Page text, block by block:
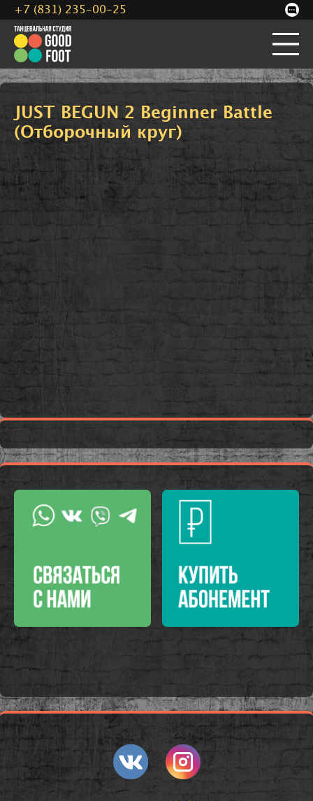
JUST BEGUN 2 Beginner Battle
(Отборочный круг)
+7 (831) 235-00-25